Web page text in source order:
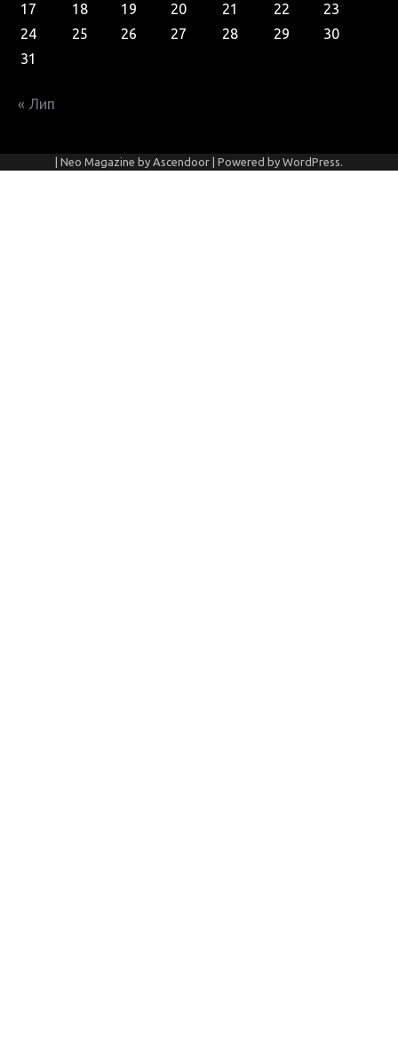
17
18 19 20 21 22
23
24
25 26 27 28 29
30
31
« Лип
| Neo Magazine by Ascendoor | Powered by WordPress.